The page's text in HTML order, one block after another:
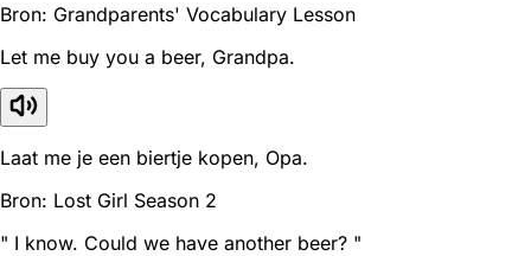
Bron: Grandparents' Vocabulary Lesson
Let me buy you a beer, Grandpa.
Laat me je een biertje kopen, Opa.
Bron: Lost Girl Season 2
" I know. Could we have another beer? "